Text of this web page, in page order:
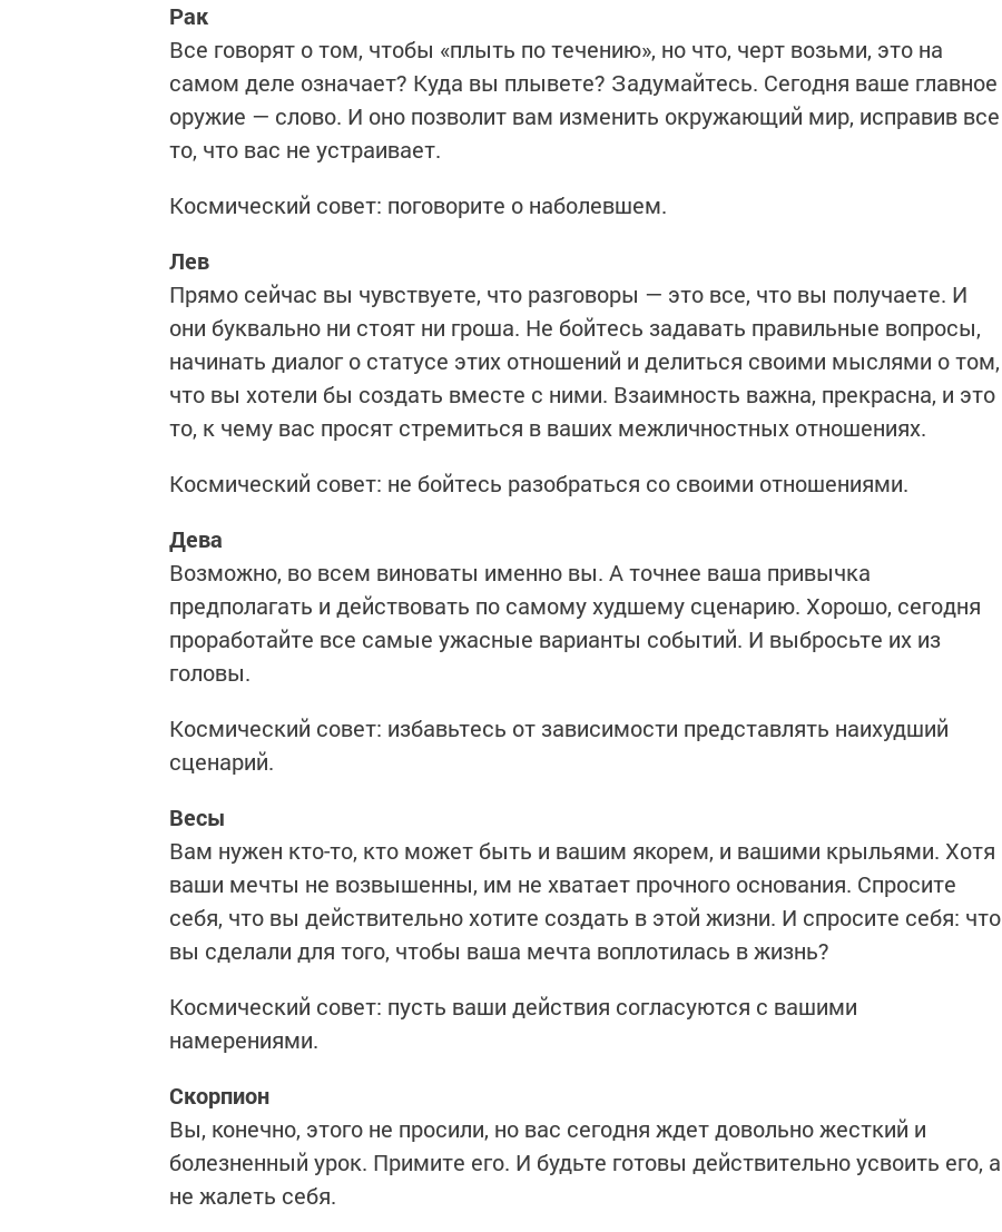
Рак
Все говорят о том, чтобы «плыть по течению», но что, черт возьми, это на
самом деле означает? Куда вы плывете? Задумайтесь. Сегодня ваше главное
оружие — слово. И оно позволит вам изменить окружающий мир, исправив все
то, что вас не устраивает.
Космический совет: поговорите о наболевшем.
Лев
Прямо сейчас вы чувствуете, что разговоры — это все, что вы получаете. И
они буквально ни стоят ни гроша. Не бойтесь задавать правильные вопросы,
начинать диалог о статусе этих отношений и делиться своими мыслями о том,
что вы хотели бы создать вместе с ними. Взаимность важна, прекрасна, и это
то, к чему вас просят стремиться в ваших межличностных отношениях.
Космический совет: не бойтесь разобраться со своими отношениями.
Дева
Возможно, во всем виноваты именно вы. А точнее ваша привычка
предполагать и действовать по самому худшему сценарию. Хорошо, сегодня
проработайте все самые ужасные варианты событий. И выбросьте их из
головы.
Космический совет: избавьтесь от зависимости представлять наихудший
сценарий.
Весы
Вам нужен кто-то, кто может быть и вашим якорем, и вашими крыльями. Хотя
ваши мечты не возвышенны, им не хватает прочного основания. Спросите
себя, что вы действительно хотите создать в этой жизни. И спросите себя: что
вы сделали для того, чтобы ваша мечта воплотилась в жизнь?
Космический совет: пусть ваши действия согласуются с вашими
намерениями.
Скорпион
Вы, конечно, этого не просили, но вас сегодня ждет довольно жесткий и
болезненный урок. Примите его. И будьте готовы действительно усвоить его, а
не жалеть себя.